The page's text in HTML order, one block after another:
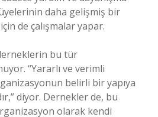
daha gelişmiş bir
de çalışmalar yapar.
bu tür
“Yararlı ve verimli
belirli bir yapıya
diyor. Dernekler de, bu
olarak kendi